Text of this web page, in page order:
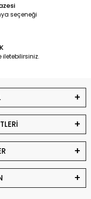
seçeneği
iletebilirsiniz.